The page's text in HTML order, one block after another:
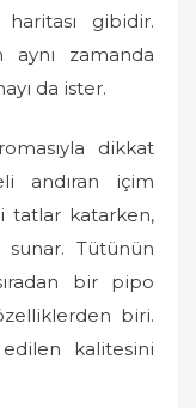
gibidir.
zamanda
da ister.
dikkat
andıran içim
tatlar katarken,
Tütünün
bir pipo
biri.
kalitesini